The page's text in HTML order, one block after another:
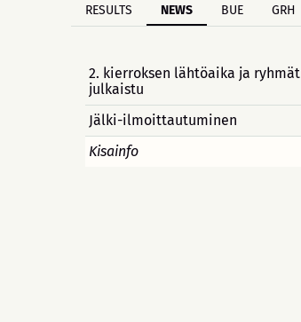
RESULTS NEWS BUE GRH
2. kierroksen lähtöaika ja ryhmät
julkaistu
Jälki-ilmoittautuminen
Kisainfo